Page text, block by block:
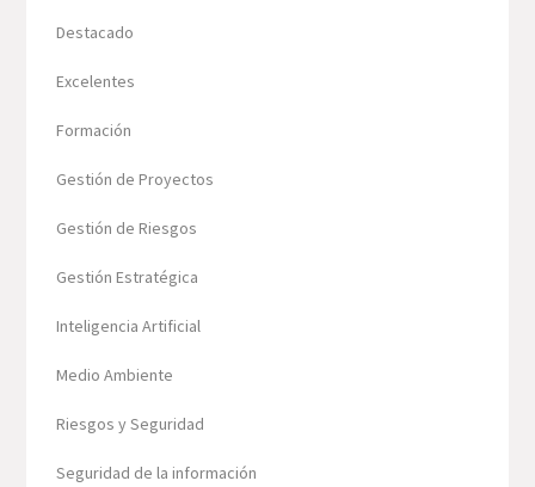
Destacado
Excelentes
Formación
Gestión de Proyectos
Gestión de Riesgos
Gestión Estratégica
Inteligencia Artificial
Medio Ambiente
Riesgos y Seguridad
Seguridad de la información